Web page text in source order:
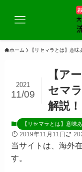
ホーム 【リセマラとは】意味
【ア
セマ
解説！
2021
11/09
【リセマラとは】意味
2019年11月11日
当サイトは、海外
す。